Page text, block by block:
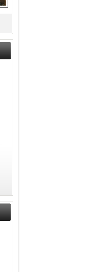
kendi yat limanı, helikopter
ve seçkin villaları da içeren koca